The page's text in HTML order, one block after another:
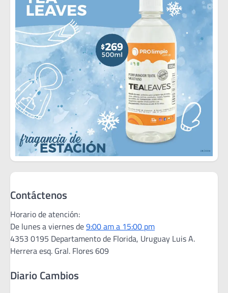
Contáctenos
Horario de atención:
De lunes a viernes de9:00 am a 15:00 pm
4353 0195 Departamento de Florida, Uruguay Luis A.
Herrera esq. Gral. Flores 609
Diario Cambios